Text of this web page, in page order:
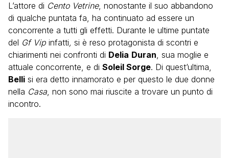
L’attore di Cento Vetrine, nonostante il suo abbandono
di qualche puntata fa, ha continuato ad essere un
concorrente a tutti gli effetti. Durante le ultime puntate
del Gf Vip infatti, si è reso protagonista di scontri e
chiarimenti nei confronti di Delia Duran, sua moglie e
attuale concorrente, e di Soleil Sorge. Di quest’ultima,
Belli si era detto innamorato e per questo le due donne
nella Casa, non sono mai riuscite a trovare un punto di
incontro.